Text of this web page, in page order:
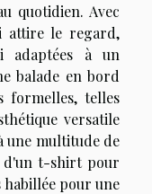
quotidien. Avec
attire le regard,
adaptées à un
balade en bord
formelles, telles
versatile
une multitude de
d'un t-shirt pour
habillée pour une